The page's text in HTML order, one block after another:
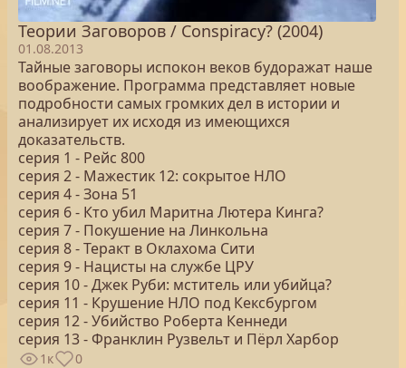
Теории Заговоров / Conspiracy? (2004)
01.08.2013
Тайные заговоры испокон веков будоражат наше
воображение. Программа представляет новые
подробности самых громких дел в истории и
анализирует их исходя из имеющихся
доказательств.
серия 1 - Рейс 800
серия 2 - Мажестик 12: сокрытое НЛО
серия 4 - Зона 51
серия 6 - Кто убил Маритна Лютера Кинга?
серия 7 - Покушение на Линкольна
серия 8 - Теракт в Оклахома Сити
серия 9 - Нацисты на службе ЦРУ
серия 10 - Джек Руби: мститель или убийца?
серия 11 - Крушение НЛО под Кексбургом
серия 12 - Убийство Роберта Кеннеди
серия 13 - Франклин Рузвельт и Пёрл Харбор
1к 0